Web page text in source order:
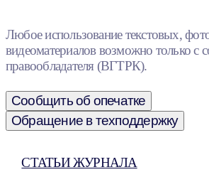
Любое использование текстовых,
видеоматериалов возможно только с
правообладателя (ВГТРК).
Сообщить об опечатке
Обращение в техподдержку
СТАТЬИ ЖУРНАЛА